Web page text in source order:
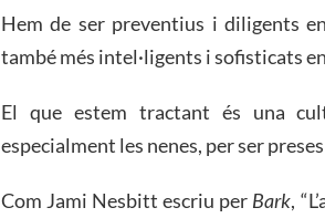
Hem de ser preventius i diligents
també més intel·ligents i sofisticats
El que estem tractant és una
especialment les nenes, per ser
Com Jami Nesbitt escriu per Bark,